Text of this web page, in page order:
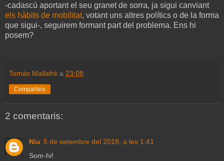
-cadascú aportant el seu granet de sorra, ja sigui canviant
els hàbits de mobilitat, votant uns altres polítics o de la forma
que sigui-, seguirem formant part del problema. Ens hi
posem?
Tomàs Mallafré a 23:08
Comparteix
2 comentaris:
Niu 5 de setembre del 2018, a les 1:41
Som-hi!